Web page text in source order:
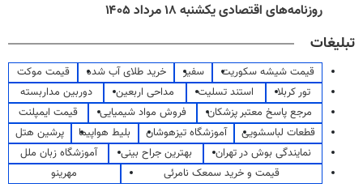
روزنامه‌های اقتصادی یکشنبه ۱۸ مرداد ۱۴۰۵
تبلیغات
قیمت شیشه سکوریت سفیر خرید طلای آب شده
قیمت موکت
تور کربلا
استند تسلیت مداحی اربعین
دوربین مداربسته
مرجع پاسخ معتبر پزشکان
فروش مواد شیمیایی
قیمت ایمپلنت
قطعات لباسشویی
آموزشگاه تیزهوشان بلیط هواپیما
پرشین هتل
نمایندگی بوش در تهران
بهترین جراح بینی
آموزشگاه زبان ملل
قیمت و خرید سمعک نامرئی
مهرینو